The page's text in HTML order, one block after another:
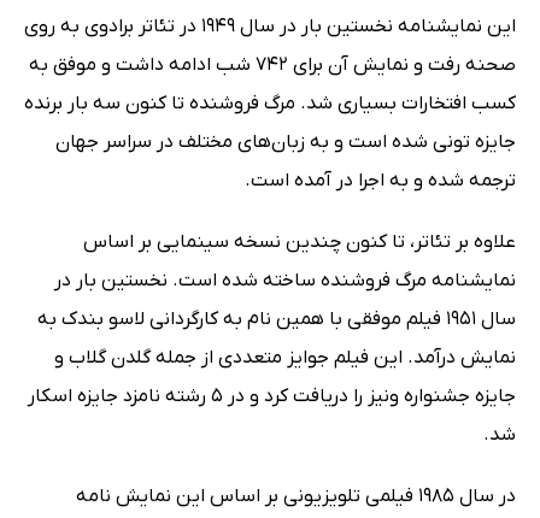
این نمایشنامه نخستین بار در سال 1949 در تئاتر برادوی به روی
صحنه رفت و نمایش آن برای 742 شب ادامه داشت و موفق به
کسب افتخارات بسیاری شد. مرگ فروشنده تا کنون سه بار برنده
جایزه تونی شده است و به زبان‌های مختلف در سراسر جهان
ترجمه شده و به اجرا در آمده است.
علاوه بر تئاتر، تا کنون چندین نسخه سینمایی بر اساس
نمایشنامه مرگ فروشنده ساخته شده است. نخستین بار در
سال 1951 فیلم موفقی با همین نام به کارگردانی لاسو بندک به
نمایش درآمد. این فیلم جوایز متعددی از جمله گلدن گلاب و
جایزه جشنواره ونیز را دریافت کرد و در 5 رشته نامزد جایزه اسکار
شد.
در سال 1985 فیلمی تلویزیونی بر اساس این نمایش نامه